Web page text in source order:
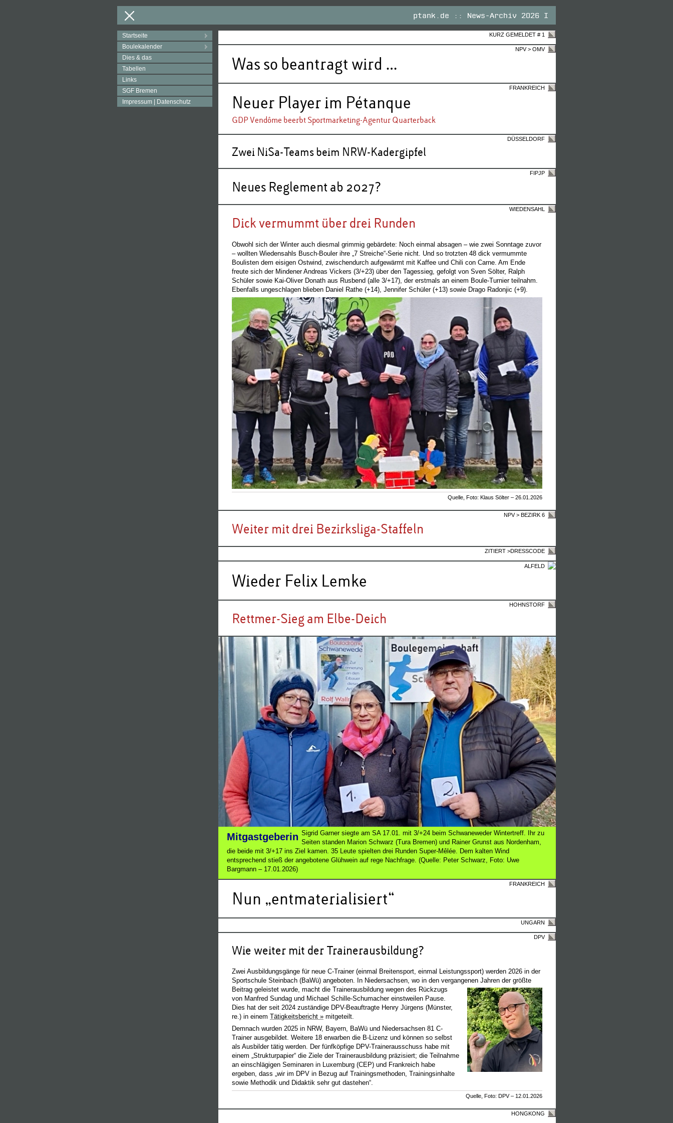
ptank.de :: News-Archiv 2026 I
KURZ GEMELDET # 1
NPV > OMV
Was so beantragt wird …
FRANKREICH
Neuer Player im Pétanque
GDP Vendôme beerbt Sportmarketing-Agentur Quarterback
DÜSSELDORF
Zwei NiSa-Teams beim NRW-Kadergipfel
FIPJP
Neues Reglement ab 2027?
WIEDENSAHL
Dick vermummt über drei Runden
Obwohl sich der Winter auch diesmal grimmig gebärdete: Noch einmal absagen – wie zwei Sonntage zuvor
– wollten Wiedensahls Busch-Bouler ihre „7 Streiche“-Serie nicht. Und so trotzten 48 dick vermummte
Boulisten dem eisigen Ostwind, zwischendurch aufgewärmt mit Kaffee und Chili con Carne. Am Ende
freute sich der Mindener Andreas Vickers (3/+23) über den Tagessieg, gefolgt von Sven Sölter, Ralph
Schüler sowie Kai-Oliver Donath aus Rusbend (alle 3/+17), der erstmals an einem Boule-Turnier teilnahm.
Ebenfalls ungeschlagen blieben Daniel Rathe (+14), Jennifer Schüler (+13) sowie Drago Radonjic (+9).
Quelle, Foto: Klaus Sölter – 26.01.2026
NPV > BEZIRK 6
Weiter mit drei Bezirksliga-Staffeln
ZITIERT >DRESSCODE
ALFELD
Wieder Felix Lemke
HOHNSTORF
Rettmer-Sieg am Elbe-Deich
Mitgastgeberin Sigrid Garner siegte am SA 17.01. mit 3/+24 beim Schwaneweder Wintertreff. Ihr zu
Seiten standen Marion Schwarz (Tura Bremen) und Rainer Grunst aus Nordenham,
die beide mit 3/+17 ins Ziel kamen. 35 Leute spielten drei Runden Super-Mêlée. Dem kalten Wind
entsprechend stieß der angebotene Glühwein auf rege Nachfrage. (Quelle: Peter Schwarz, Foto: Uwe
Bargmann – 17.01.2026)
FRANKREICH
Nun „entmaterialisiert“
UNGARN
DPV
Wie weiter mit der Trainerausbildung?
Zwei Ausbildungsgänge für neue C-Trainer (einmal Breitensport, einmal Leistungssport) werden 2026 in der
Sportschule Steinbach (BaWü) angeboten. In Niedersachsen, wo in den vergangenen Jahren der größte
Beitrag geleistet wurde, macht die Trainerausbildung wegen des Rückzugs
von Manfred Sundag und Michael Schille-Schumacher einstweilen Pause.
Dies hat der seit 2024 zuständige DPV-Beauftragte Henry Jürgens (Münster,
re.) in einem Tätigkeitsbericht » mitgeteilt.
Demnach wurden 2025 in NRW, Bayern, BaWü und Niedersachsen 81 C-
Trainer ausgebildet. Weitere 18 erwarben die B-Lizenz und können so selbst
als Ausbilder tätig werden. Der fünfköpfige DPV-Trainerausschuss habe mit
einem „Strukturpapier“ die Ziele der Trainerausbildung präzisiert; die Teilnahme
an einschlägigen Seminaren in Luxemburg (CEP) und Frankreich habe
ergeben, dass „wir im DPV in Bezug auf Trainingsmethoden, Trainingsinhalte
sowie Methodik und Didaktik sehr gut dastehen“.
Quelle, Foto: DPV – 12.01.2026
HONGKONG